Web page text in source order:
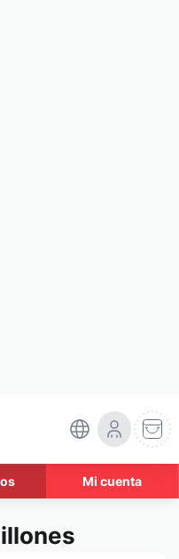
Mi cuenta